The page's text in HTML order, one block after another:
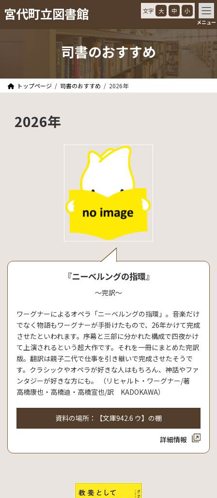
ン
プ
ビ
動
宮代町立図書館 文字 大 中 小
メニュー
司書のおすすめ
トップページ 司書のおすすめ 2026年
2026年
『ニーベルングの指環』
～完訳～
ワーグナーによるオペラ「ニーベルングの指環」。音楽だけ
でなく物語もワーグナーが手掛けたもので、26年かけて完成
させたといわれます。序幕と三部に分かれた構成で四夜かけ
て上演されるという超大作です。それを一冊にまとめた完訳
版。翻訳は親子二代で仕事を引き継いで完成させたそうで
す。クラシックやオペラが好きな人はもちろん、神話やファ
ンタジーが好きな方にも。 （リヒャルト・ワーグナー/著
高橋康也・高橋迪・高橋宣也/訳 KADOKAWA）
資料の場所：【文庫942.6 ウ】の棚
詳細情報